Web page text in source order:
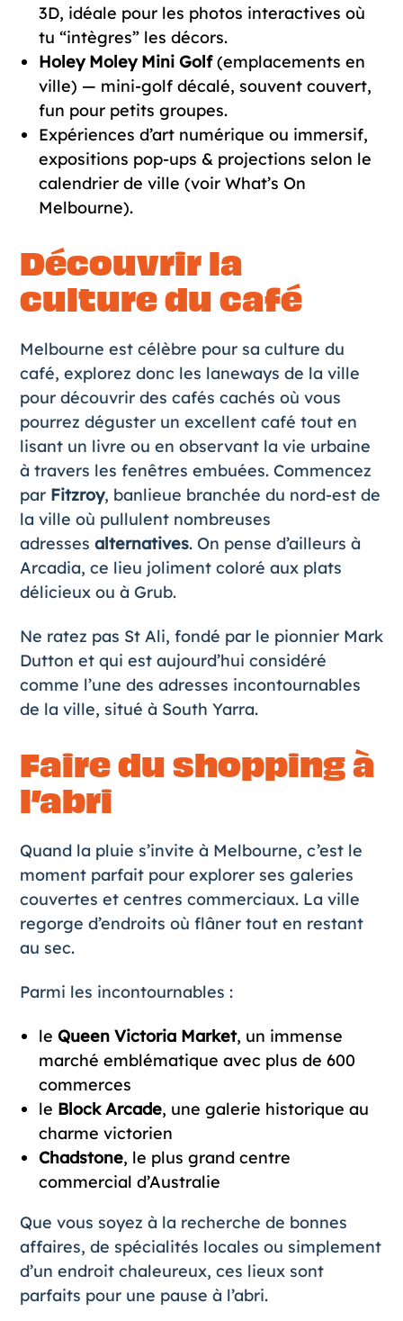
3D, idéale pour les photos interactives où
tu “intègres” les décors.
Holey Moley Mini Golf(emplacements en
ville) — mini-golf décalé, souvent couvert,
fun pour petits groupes.
Expériences d’art numérique ou immersif,
expositions pop-ups & projections selon le
calendrier de ville (voir What’s On
Melbourne).
Découvrir la
culture du café
Melbourne est célèbre pour sa culture du
café, explorez donc les laneways de la ville
pour découvrir des cafés cachés où vous
pourrez déguster un excellent café tout en
lisant un livre ou en observant la vie urbaine
à travers les fenêtres embuées. Commencez
par Fitzroy, banlieue branchée du nord-est de
la ville où pullulent nombreuses
adresses alternatives. On pense d’ailleurs à
Arcadia, ce lieu joliment coloré aux plats
délicieux ou à Grub.
Ne ratez pas St Ali, fondé par le pionnier Mark
Dutton et qui est aujourd’hui considéré
comme l’une des adresses incontournables
de la ville, situé à South Yarra.
Faire du shopping à
l’abri
Quand la pluie s’invite à Melbourne, c’est le
moment parfait pour explorer ses galeries
couvertes et centres commerciaux. La ville
regorge d’endroits où flâner tout en restant
au sec.
Parmi les incontournables :
le Queen Victoria Market, un immense
marché emblématique avec plus de 600
commerces
le Block Arcade, une galerie historique au
charme victorien
Chadstone, le plus grand centre
commercial d’Australie
Que vous soyez à la recherche de bonnes
affaires, de spécialités locales ou simplement
d’un endroit chaleureux, ces lieux sont
parfaits pour une pause à l’abri.